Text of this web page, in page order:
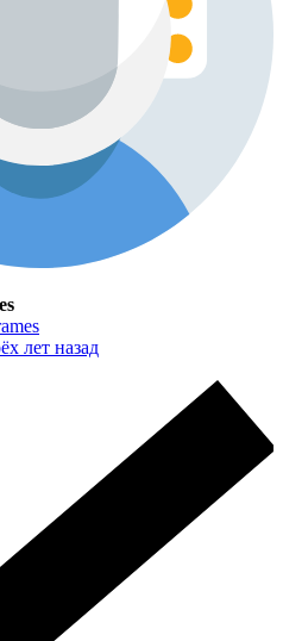
лет назад